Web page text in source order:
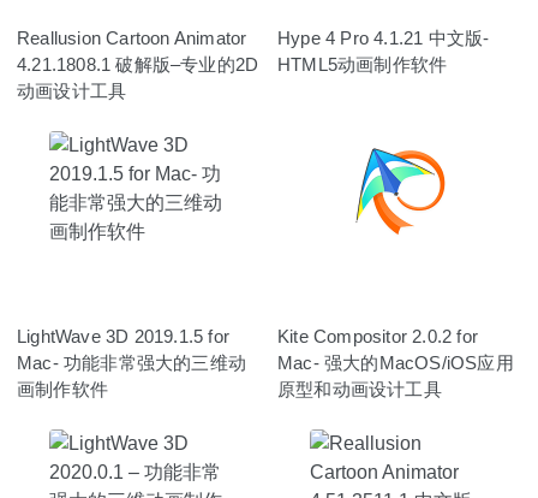
Reallusion Cartoon Animator
4.21.1808.1 破解版–专业的2D
动画设计工具
Hype 4 Pro 4.1.21 中文版-
HTML5动画制作软件
LightWave 3D 2019.1.5 for
Mac- 功能非常强大的三维动
画制作软件
Kite Compositor 2.0.2 for
Mac- 强大的MacOS/iOS应用
原型和动画设计工具